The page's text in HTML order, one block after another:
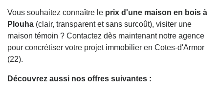
Vous souhaitez connaître le prix d'une maison en bois à
Plouha (clair, transparent et sans surcoût), visiter une
maison témoin ? Contactez dès maintenant notre agence
pour concrétiser votre projet immobilier en Cotes-d'Armor
(22).
Découvrez aussi nos offres suivantes :